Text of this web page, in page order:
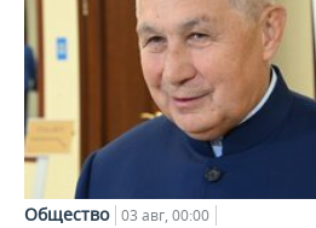
Общество 03 авг, 00:00